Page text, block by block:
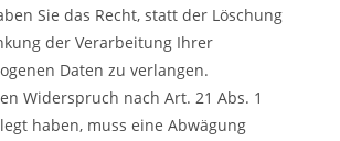
Sie das Recht, statt der Löschung
der Verarbeitung Ihrer
Daten zu verlangen.
Widerspruch nach Art. 21 Abs. 1
haben, muss eine Abwägung